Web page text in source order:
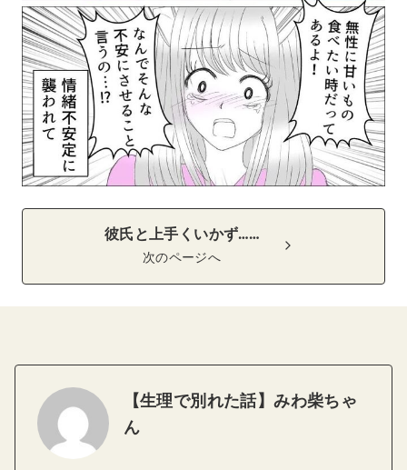
彼氏と上手くいかず……
次のページへ
【生理で別れた話】みわ柴ちゃ
ん